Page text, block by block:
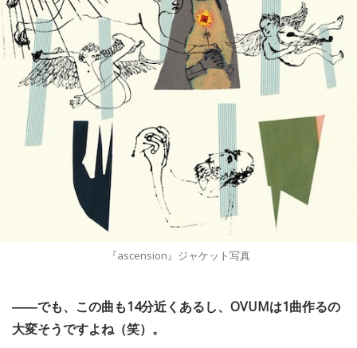
『ascension』ジャケット写真
――でも、この曲も14分近くあるし、OVUMは1曲作るの
大変そうですよね（笑）。